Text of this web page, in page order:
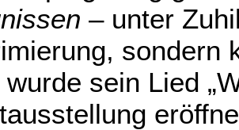
– unter
sondern
wurde sein Lied